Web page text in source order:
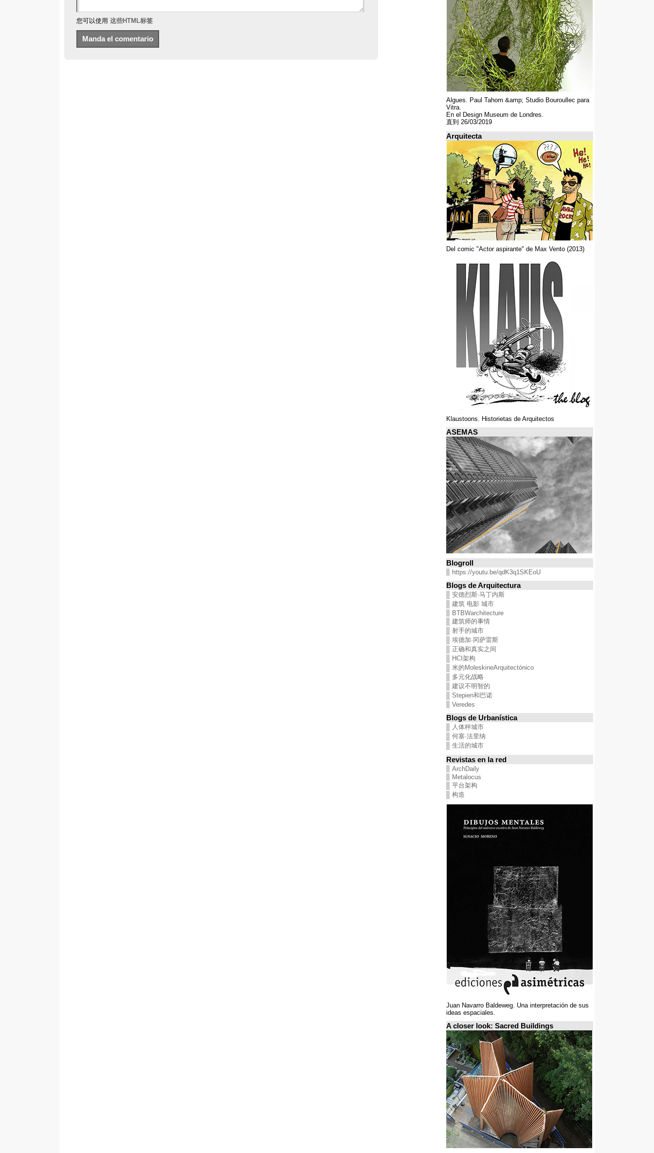
您可以使用 这些HTML标签
Algues. Paul Tahom &amp; Studio Bouroullec para
Vitra.
En el Design Museum de Londres.
直到 26/03/2019
Arquitecta
Del comic "Actor aspirante" de Max Vento (2013)
Klaustoons. Historietas de Arquitectos
ASEMAS
Blogroll
https://youtu.be/qdK3q1SKEoU
Blogs de Arquitectura
安德烈斯·马丁内斯
建筑 电影 城市
BTBWarchitecture
建筑师的事情
射手的城市
埃德加·冈萨雷斯
正确和真实之间
HCI架构
米的MoleskineArquitectónico
多元化战略
建议不明智的
Stepien和巴诺
Veredes
Blogs de Urbanística
人体秤城市
何塞·法里纳
生活的城市
Revistas en la red
ArchDaily
Metalocus
平台架构
构造
Juan Navarro Baldeweg. Una interpretación de sus
ideas espaciales.
A closer look: Sacred Buildings